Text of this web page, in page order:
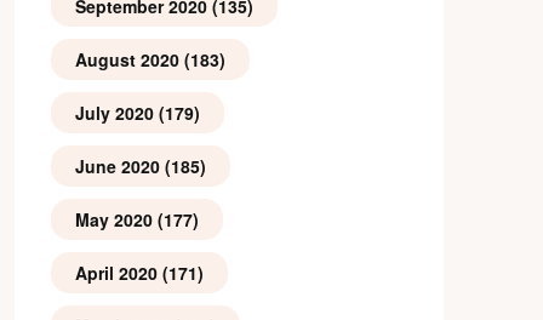
September 2020(135)
August 2020(183)
July 2020(179)
June 2020(185)
May 2020(177)
April 2020(171)